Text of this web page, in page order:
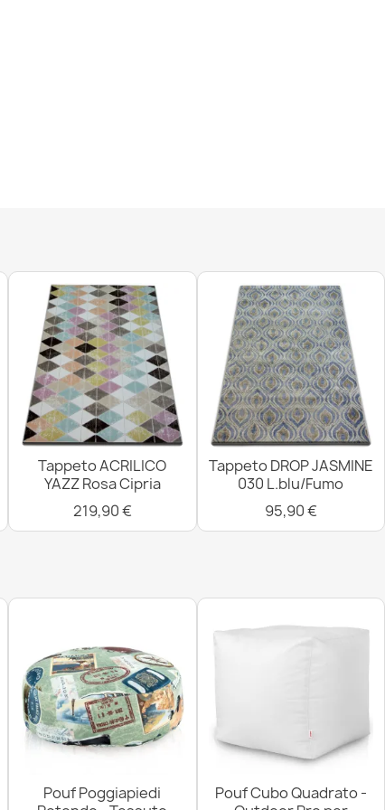
Tappeto CASABLANCA LOOP rotondo bianco ad
morbido - 2 SCELTA
76,90 €
Tappeto ACRILICO
YAZZ Rosa Cipria
219,90 €
Tappeto DROP JASMINE
030 L.blu/Fumo
95,90 €
Pouf Poggiapiedi
Pouf Cubo Quadrato -